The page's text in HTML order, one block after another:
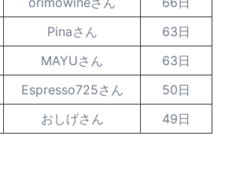
Pinaさん
63日
MAYUさん
63日
Espresso725さん
50日
おしげさん 49日